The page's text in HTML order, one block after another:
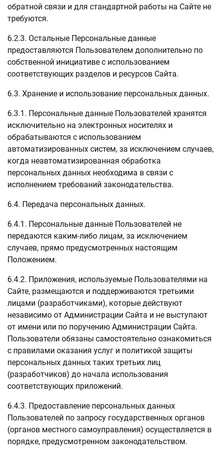
обратной связи и для стандартной работы на Сайте не
требуются.
6.2.3. Остальные Персональные данные
предоставляются Пользователем дополнительно по
собственной инициативе с использованием
соответствующих разделов и ресурсов Сайта.
6.3. Хранение и использование персональных данных.
6.3.1. Персональные данные Пользователей хранятся
исключительно на электронных носителях и
обрабатываются с использованием
автоматизированных систем, за исключением случаев,
когда неавтоматизированная обработка
персональных данных необходима в связи с
исполнением требований законодательства.
6.4. Передача персональных данных.
6.4.1. Персональные данные Пользователей не
передаются каким-либо лицам, за исключением
случаев, прямо предусмотренных настоящим
Положением.
6.4.2. Приложения, используемые Пользователями на
Сайте, размещаются и поддерживаются третьими
лицами (разработчиками), которые действуют
независимо от Администрации Сайта и не выступают
от имени или по поручению Администрации Сайта.
Пользователи обязаны самостоятельно ознакомиться
с правилами оказания услуг и политикой защиты
персональных данных таких третьих лиц
(разработчиков) до начала использования
соответствующих приложений.
6.4.3. Предоставление персональных данных
Пользователей по запросу государственных органов
(органов местного самоуправления) осуществляется в
порядке, предусмотренном законодательством.